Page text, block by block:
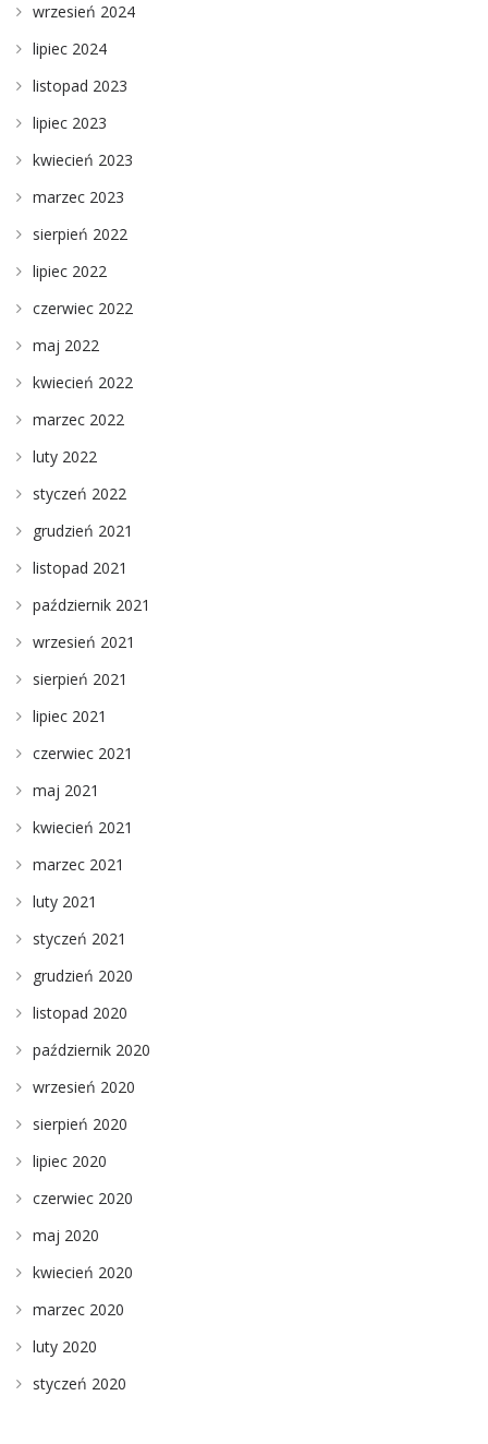
wrzesień 2024
lipiec 2024
listopad 2023
lipiec 2023
kwiecień 2023
marzec 2023
sierpień 2022
lipiec 2022
czerwiec 2022
maj 2022
kwiecień 2022
marzec 2022
luty 2022
styczeń 2022
grudzień 2021
listopad 2021
październik 2021
wrzesień 2021
sierpień 2021
lipiec 2021
czerwiec 2021
maj 2021
kwiecień 2021
marzec 2021
luty 2021
styczeń 2021
grudzień 2020
listopad 2020
październik 2020
wrzesień 2020
sierpień 2020
lipiec 2020
czerwiec 2020
maj 2020
kwiecień 2020
marzec 2020
luty 2020
styczeń 2020